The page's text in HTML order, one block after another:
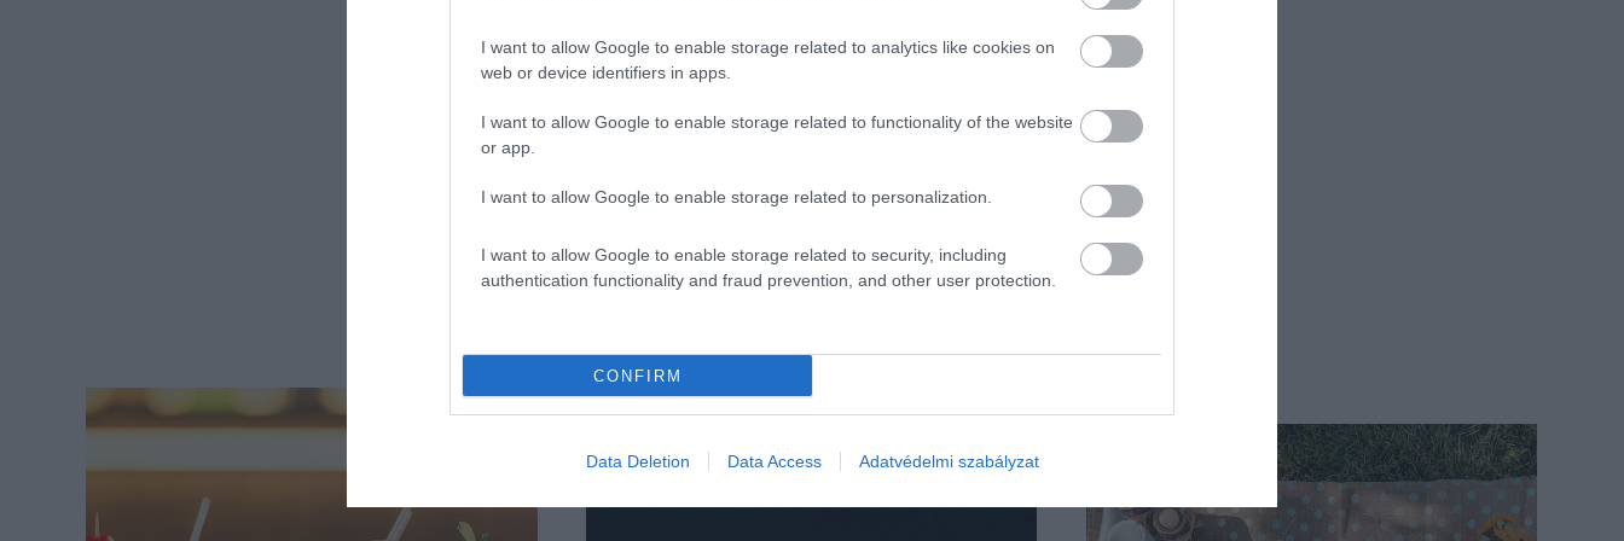
I want to allow Google to enable storage related to analytics like cookies on
web or device identifiers in apps.
I want to allow Google to enable storage related to functionality of the website
or app.
I want to allow Google to enable storage related to personalization.
I want to allow Google to enable storage related to security, including
authentication functionality and fraud prevention, and other user protection.
CONFIRM
Data Deletion Data Access Adatvédelmi szabályzat